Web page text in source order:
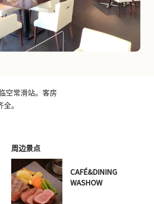
空常滑站。客房
。
周边景点
CAFÉ&DINING
WASHOW